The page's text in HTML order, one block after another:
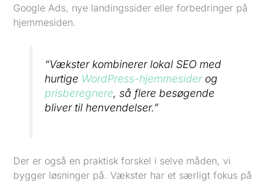
Google Ads, nye landingssider eller forbedringer på
hjemmesiden.
“Vækster kombinerer lokal SEO med
hurtige WordPress-hjemmesiderog
prisberegnere, så flere besøgende
bliver til henvendelser.”
Der er også en praktisk forskel i selve måden, vi
bygger løsninger på. Vækster har et særligt fokus på